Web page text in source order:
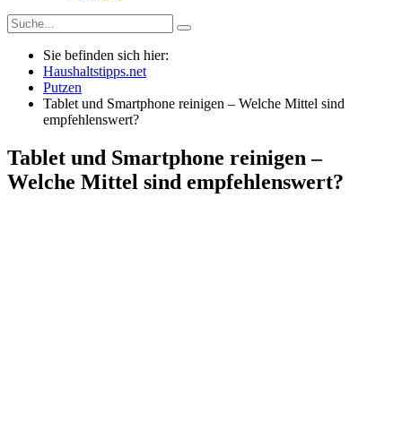
Sie befinden sich hier:
Haushaltstipps.net
Putzen
Tablet und Smartphone reinigen – Welche Mittel sind
empfehlenswert?
Tablet und Smartphone reinigen –
Welche Mittel sind empfehlenswert?